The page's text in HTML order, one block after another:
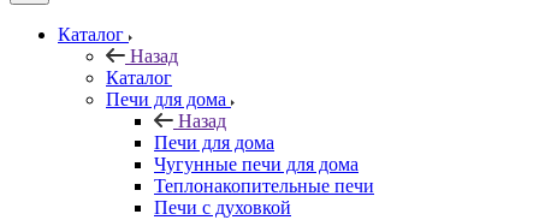
Каталог
Назад
Каталог
Печи для дома
Назад
Печи для дома
Чугунные печи для дома
Теплонакопительные печи
Печи с духовкой